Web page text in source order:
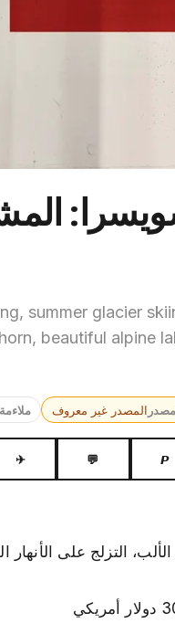
summer glacier
beautiful alpine
المصدر غير معروف
𝙋
💬
✈
التزلج على الأنهار